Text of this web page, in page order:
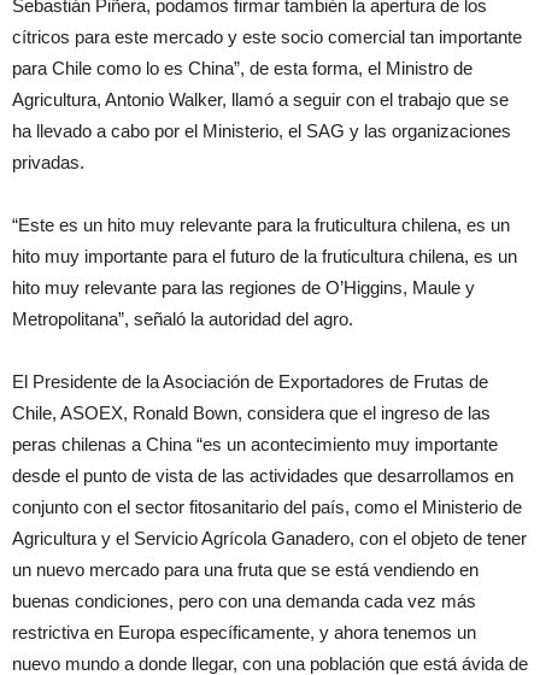
Sebastián Piñera, podamos firmar también la apertura de los
cítricos para este mercado y este socio comercial tan importante
para Chile como lo es China”, de esta forma, el Ministro de
Agricultura, Antonio Walker, llamó a seguir con el trabajo que se
ha llevado a cabo por el Ministerio, el SAG y las organizaciones
privadas.
“Este es un hito muy relevante para la fruticultura chilena, es un
hito muy importante para el futuro de la fruticultura chilena, es un
hito muy relevante para las regiones de O’Higgins, Maule y
Metropolitana”, señaló la autoridad del agro.
El Presidente de la Asociación de Exportadores de Frutas de
Chile, ASOEX, Ronald Bown, considera que el ingreso de las
peras chilenas a China “es un acontecimiento muy importante
desde el punto de vista de las actividades que desarrollamos en
conjunto con el sector fitosanitario del país, como el Ministerio de
Agricultura y el Servicio Agrícola Ganadero, con el objeto de tener
un nuevo mercado para una fruta que se está vendiendo en
buenas condiciones, pero con una demanda cada vez más
restrictiva en Europa específicamente, y ahora tenemos un
nuevo mundo a donde llegar, con una población que está ávida de